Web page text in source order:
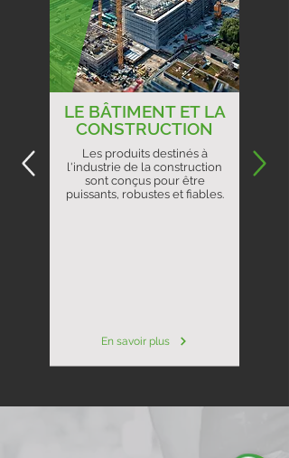
LE BÂTIMENT ET LA
CONSTRUCTION
Les produits destinés à
l'industrie de la construction
sont conçus pour être
puissants, robustes et fiables.
En savoir plus